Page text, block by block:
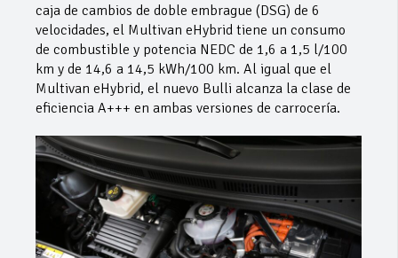
caja de cambios de doble embrague (DSG) de 6
velocidades, el Multivan eHybrid tiene un consumo
de combustible y potencia NEDC de 1,6 a 1,5 l/100
km y de 14,6 a 14,5 kWh/100 km. Al igual que el
Multivan eHybrid, el nuevo Bulli alcanza la clase de
eficiencia A+++ en ambas versiones de carrocería.